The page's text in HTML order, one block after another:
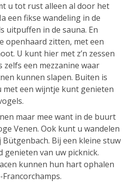
u tot rust alleen al door het
een fikse wandeling in de
uitpuffen in de sauna. En
openhaard zitten, met een
U kunt hier met z’n zessen
zelfs een mezzanine waar
kunnen slapen. Buiten is
een wijntje kunt genieten
maar mee want in de buurt
Venen. Ook kunt u wandelen
Bij een kleine stuw
van uw picknick.
kunnen hun hart ophalen